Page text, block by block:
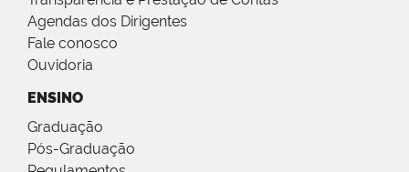
Agendas dos Dirigentes
Fale conosco
Ouvidoria
ENSINO
Graduação
Pós-Graduação